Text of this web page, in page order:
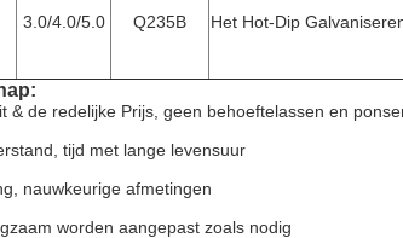
3.0/4.0/5.0 Q235B Het Hot-Dip
& de redelijke Prijs, geen behoeftelassen en
tijd met lange levensuur
nauwkeurige afmetingen
worden aangepast zoals nodig